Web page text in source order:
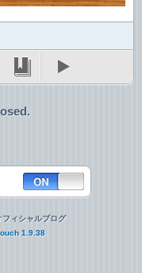
ィシャルブログ
1.9.38